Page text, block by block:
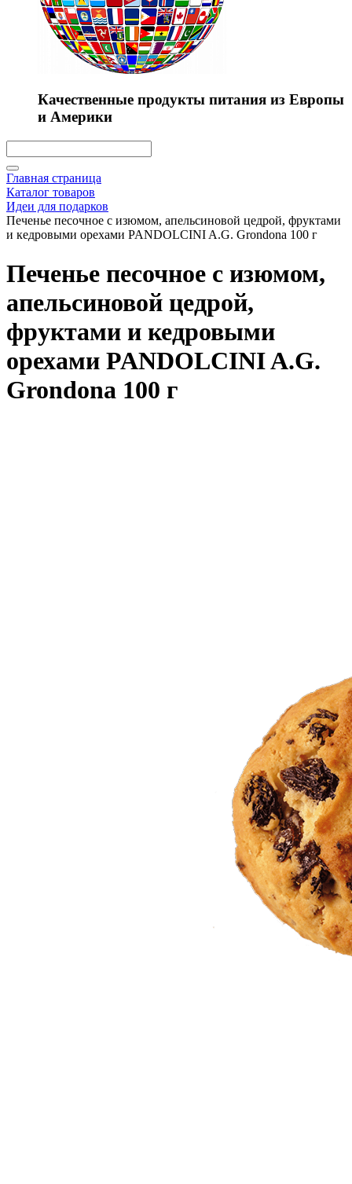
Качественные продукты питания из Европы
и Америки
Главная страница
Каталог товаров
Идеи для подарков
Печенье песочное с изюмом, апельсиновой цедрой, фруктами
и кедровыми орехами PANDOLCINI A.G. Grondona 100 г
Печенье песочное с изюмом,
апельсиновой цедрой,
фруктами и кедровыми
орехами PANDOLCINI A.G.
Grondona 100 г